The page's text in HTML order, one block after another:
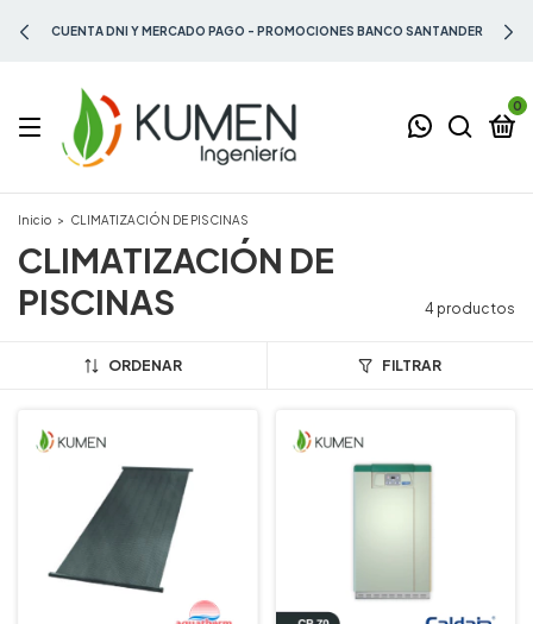
CUENTA DNI Y MERCADO PAGO - PROMOCIONES BANCO SANTANDER
0
Inicio > CLIMATIZACIÓN DE PISCINAS
CLIMATIZACIÓN DE
PISCINAS
4 productos
ORDENAR FILTRAR